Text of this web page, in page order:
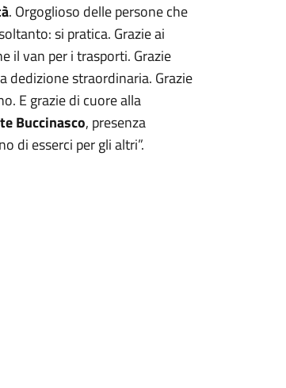
. Orgoglioso delle persone che
si pratica. Grazie ai
il van per i trasporti. Grazie
dedizione straordinaria. Grazie
E grazie di cuore alla
Buccinasco, presenza
di esserci per gli altri”.